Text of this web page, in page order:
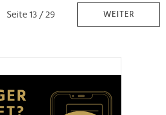
Seite 13 / 29 WEITER